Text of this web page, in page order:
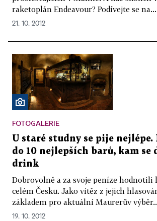
raketoplán Endeavour? Podívejte se na...
21. 10. 2012
FOTOGALERIE
U staré studny se pije nejlépe.
do 10 nejlepších barů, kam se
drink
Dobrovolně a za svoje peníze hodnotili
celém Česku. Jako vítěz z jejich
základem pro aktuální Maurerův
19. 10. 2012